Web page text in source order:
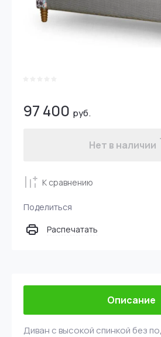
97 400 руб.
Нет в наличии
К сравнению
Поделиться
Распечатать
Описание
Диван с высокой спинкой без